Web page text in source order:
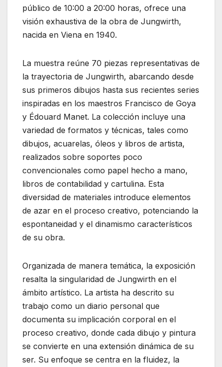
público de 10:00 a 20:00 horas, ofrece una
visión exhaustiva de la obra de Jungwirth,
nacida en Viena en 1940.
La muestra reúne 70 piezas representativas de
la trayectoria de Jungwirth, abarcando desde
sus primeros dibujos hasta sus recientes series
inspiradas en los maestros Francisco de Goya
y Édouard Manet. La colección incluye una
variedad de formatos y técnicas, tales como
dibujos, acuarelas, óleos y libros de artista,
realizados sobre soportes poco
convencionales como papel hecho a mano,
libros de contabilidad y cartulina. Esta
diversidad de materiales introduce elementos
de azar en el proceso creativo, potenciando la
espontaneidad y el dinamismo característicos
de su obra.
Organizada de manera temática, la exposición
resalta la singularidad de Jungwirth en el
ámbito artístico. La artista ha descrito su
trabajo como un diario personal que
documenta su implicación corporal en el
proceso creativo, donde cada dibujo y pintura
se convierte en una extensión dinámica de su
ser. Su enfoque se centra en la fluidez, la